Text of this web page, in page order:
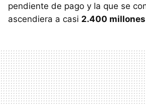
pendiente de pago y la que se
ascendiera a casi 2.400